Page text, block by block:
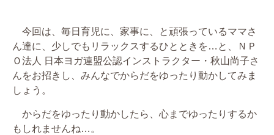
今回は、毎日育児に、家事に、と頑張っているママさ
ん達に、少しでもリラックスするひとときを…と、ＮＰ
Ｏ法人 日本ヨガ連盟公認インストラクター・秋山尚子さ
んをお招きし、みんなでからだをゆったり動かしてみま
しょう。
からだをゆったり動かしたら、心までゆったりするか
もしれませんね…。